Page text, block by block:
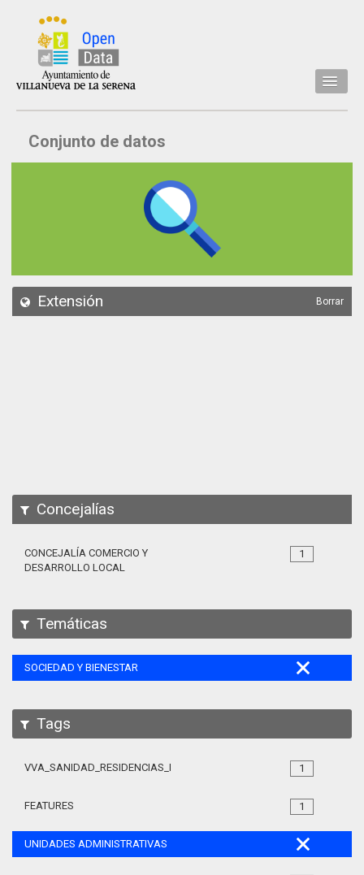
Inicio
Datos
API
Conjunto de datos
Extensión Borrar
Concejalías
1
CONCEJALÍA COMERCIO Y
DESARROLLO LOCAL
Temáticas
SOCIEDAD Y BIENESTAR
Tags
1
VVA_SANIDAD_RESIDENCIAS_MAYORES_105
1
FEATURES
UNIDADES ADMINISTRATIVAS